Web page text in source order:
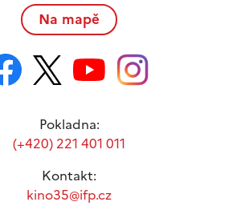
Na mapě
Pokladna:
(+420) 221 401 011
Kontakt:
kino35@ifp.cz